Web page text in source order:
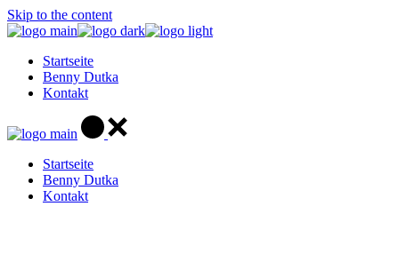
Skip to the content
Startseite
Benny Dutka
Kontakt
Startseite
Benny Dutka
Kontakt